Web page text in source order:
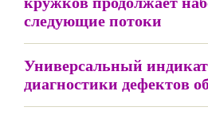
следующие потоки
Универсальный
диагностики дефектов